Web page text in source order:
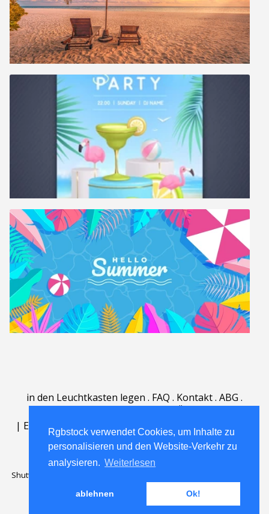
Rgbstock verwendet Cookies, um Inhalte zu
personalisieren und den Website-Verkehr zu
analysieren. Weiterlesen
ablehnen Ok!
in den Leuchtkasten legen . FAQ . Kontakt. ABG .
| English | Deutsch Español | Polski | Português
Nederlands|
Shutterstock official partner of Rgbstock
Rgbstock